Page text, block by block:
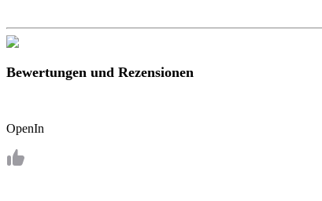
Bewertungen und Rezensionen
OpenIn